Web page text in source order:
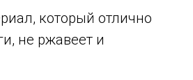
который отлично
не ржавеет и